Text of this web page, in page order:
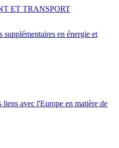
supplémentaires en énergie et
ET TRANSPORT
liens avec l'Europe en matière de